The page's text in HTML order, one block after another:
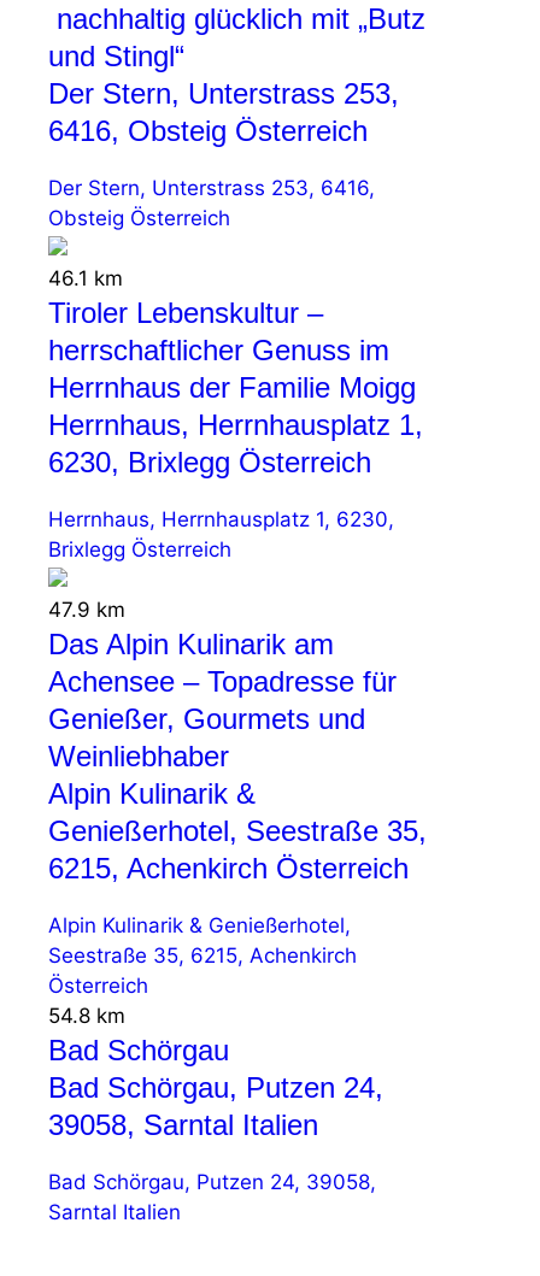
nachhaltig glücklich mit „Butz
und Stingl“
Der Stern, Unterstrass 253,
6416, Obsteig Österreich
Der Stern, Unterstrass 253, 6416,
Obsteig Österreich
46.1 km
Tiroler Lebenskultur –
herrschaftlicher Genuss im
Herrnhaus der Familie Moigg
Herrnhaus, Herrnhausplatz 1,
6230, Brixlegg Österreich
Herrnhaus, Herrnhausplatz 1, 6230,
Brixlegg Österreich
47.9 km
Das Alpin Kulinarik am
Achensee – Topadresse für
Genießer, Gourmets und
Weinliebhaber
Alpin Kulinarik &
Genießerhotel, Seestraße 35,
6215, Achenkirch Österreich
Alpin Kulinarik & Genießerhotel,
Seestraße 35, 6215, Achenkirch
Österreich
54.8 km
Bad Schörgau
Bad Schörgau, Putzen 24,
39058, Sarntal Italien
Bad Schörgau, Putzen 24, 39058,
Sarntal Italien